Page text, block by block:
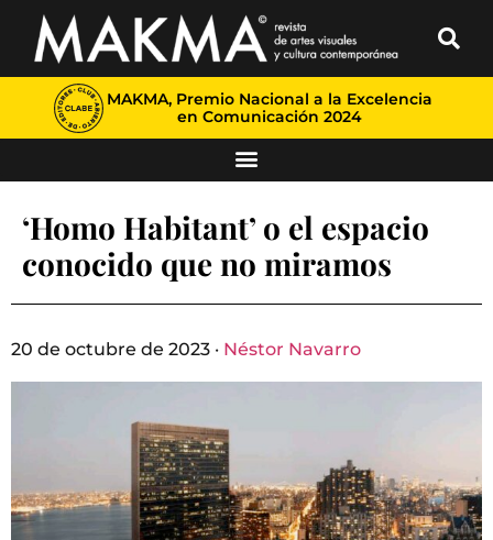
MAKMA, Premio Nacional a la Excelencia
en Comunicación 2024
‘Homo Habitant’ o el espacio
conocido que no miramos
20 de octubre de 2023 · Néstor Navarro